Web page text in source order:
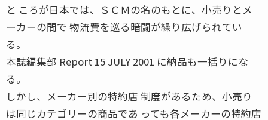
と ころが日本では、ＳＣＭの名のもとに、小売りとメ
ーカーの間で 物流費を巡る暗闘が繰り広げられてい
る。
本誌編集部 Report 15 JULY 2001 に納品も一括りにな
る。
しかし、メーカー別の特約店 制度があるため、小売り
は同じカテゴリーの商品であ っても各メーカーの特約店